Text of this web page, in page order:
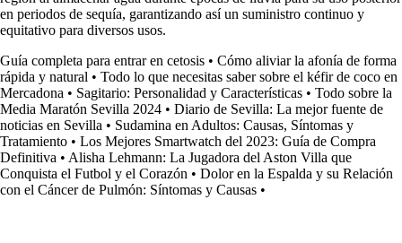
en periodos de sequía, garantizando así un suministro continuo y
equitativo para diversos usos.
Guía completa para entrar en cetosis • Cómo aliviar la afonía de forma
rápida y natural • Todo lo que necesitas saber sobre el kéfir de coco en
Mercadona • Sagitario: Personalidad y Características • Todo sobre la
Media Maratón Sevilla 2024 • Diario de Sevilla: La mejor fuente de
noticias en Sevilla • Sudamina en Adultos: Causas, Síntomas y
Tratamiento • Los Mejores Smartwatch del 2023: Guía de Compra
Definitiva • Alisha Lehmann: La Jugadora del Aston Villa que
Conquista el Futbol y el Corazón • Dolor en la Espalda y su Relación
con el Cáncer de Pulmón: Síntomas y Causas •